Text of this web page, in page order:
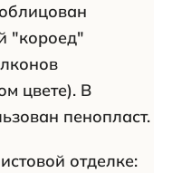
"короед"
цвете). В
пенопласт.
отделке: